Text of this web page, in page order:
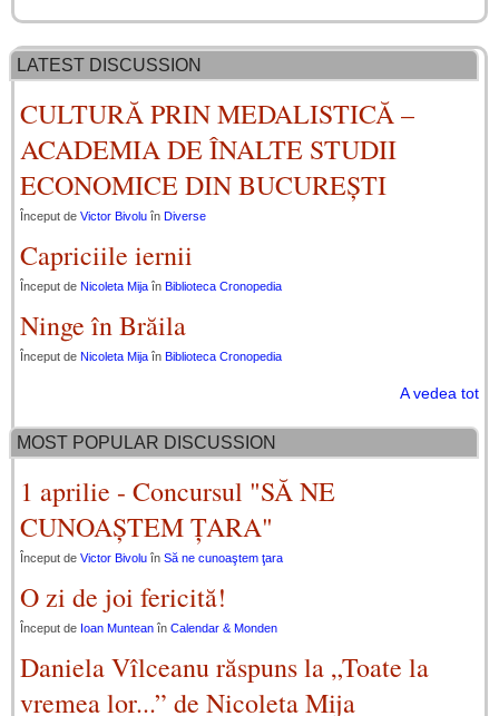
LATEST DISCUSSION
CULTURĂ PRIN MEDALISTICĂ –
ACADEMIA DE ÎNALTE STUDII
ECONOMICE DIN BUCUREȘTI
Început de Victor Bivolu în Diverse
Capriciile iernii
Început de Nicoleta Mija în Biblioteca Cronopedia
Ninge în Brăila
Început de Nicoleta Mija în Biblioteca Cronopedia
A vedea tot
MOST POPULAR DISCUSSION
1 aprilie - Concursul "SĂ NE
CUNOAȘTEM ȚARA"
Început de Victor Bivolu în Să ne cunoaştem ţara
O zi de joi fericită!
Început de Ioan Muntean în Calendar & Monden
Daniela Vîlceanu răspuns la „Toate la
vremea lor...” de Nicoleta Mija